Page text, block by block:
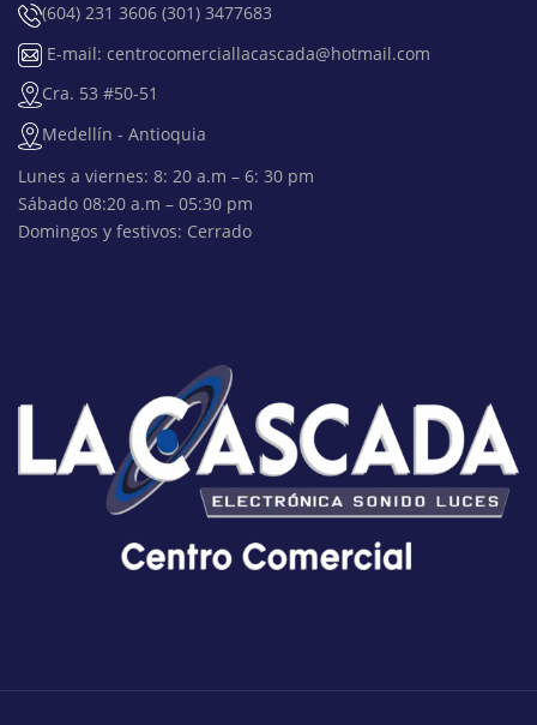
(604) 231 3606 (301) 3477683
E-mail: centrocomerciallacascada@hotmail.com
Cra. 53 #50-51
Medellín - Antioquia
Lunes a viernes: 8: 20 a.m – 6: 30 pm
Sábado 08:20 a.m – 05:30 pm
Domingos y festivos: Cerrado